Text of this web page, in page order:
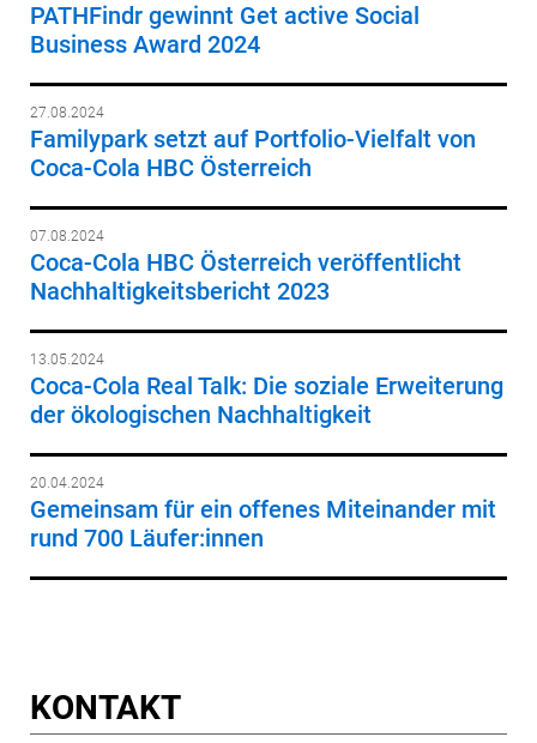
PATHFindr gewinnt Get active Social
Business Award 2024
27.08.2024
Familypark setzt auf Portfolio-Vielfalt von
Coca-Cola HBC Österreich
07.08.2024
Coca-Cola HBC Österreich veröffentlicht
Nachhaltigkeitsbericht 2023
13.05.2024
Coca-Cola Real Talk: Die soziale Erweiterung
der ökologischen Nachhaltigkeit
20.04.2024
Gemeinsam für ein offenes Miteinander mit
rund 700 Läufer:innen
KONTAKT